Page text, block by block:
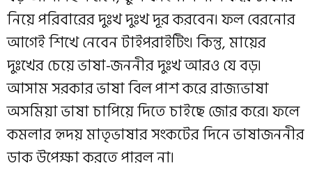
নিয়ে পরিবারের দুঃখ দুঃখ দূর করবেন৷ ফল বেরনোর
আগেই শিখে নেবেন টাইপরাইটিং৷ কিন্তু, মায়ের
দুঃখের চেয়ে ভাষা-জননীর দুঃখ আরও যে বড়৷
আসাম সরকার ভাষা বিল পাশ করে রাজ্যভাষা
অসমিয়া ভাষা চাপিয়ে দিতে চাইছে জোর করে৷ ফলে
কমলার হৃদয় মাতৃভাষার সংকটের দিনে ভাষাজননীর
ডাক উপেক্ষা করতে পারল না৷